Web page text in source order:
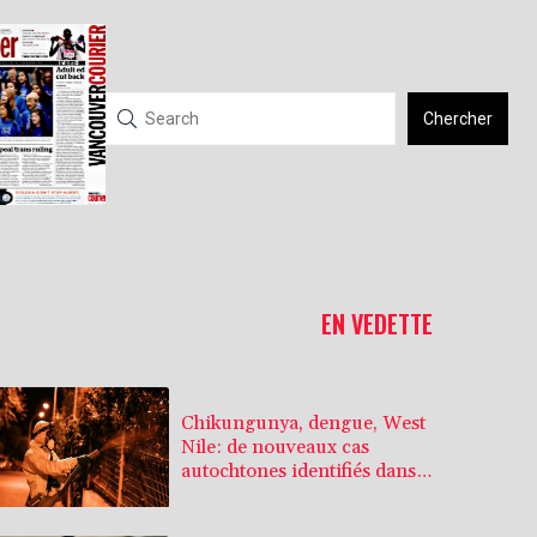
Chercher
EN VEDETTE
Chikungunya, dengue, West
Nile: de nouveaux cas
autochtones identifiés dans